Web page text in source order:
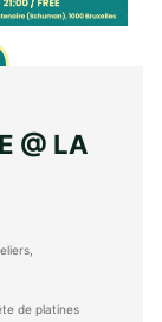
@ LA
de platines